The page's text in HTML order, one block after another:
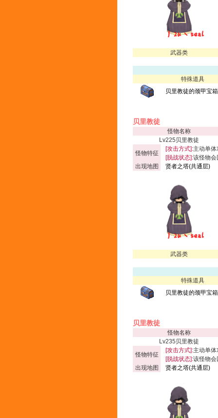
武器类
特殊道具
贝里教徒的颈甲宝
贝里教徒
怪物名称
Lv225贝里教徒
怪物特征
[攻击方式]:主动单体
[脱战状态]:该怪物会
出现地图
贤者之塔(共通层)
武器类
特殊道具
贝里教徒的颈甲宝
贝里教徒
怪物名称
Lv235贝里教徒
怪物特征
[攻击方式]:主动单体
[脱战状态]:该怪物会
出现地图
贤者之塔(共通层)